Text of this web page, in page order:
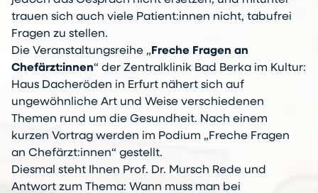
trauen sich auch viele Patient:innen nicht, tabufrei
Fragen zu stellen.
Die Veranstaltungsreihe „Freche Fragen an
Chefärzt:innen“ der Zentralklinik Bad Berka im Kultur:
Haus Dacheröden in Erfurt nähert sich auf
ungewöhnliche Art und Weise verschiedenen
Themen rund um die Gesundheit. Nach einem
kurzen Vortrag werden im Podium „Freche Fragen
an Chefärzt:innen“ gestellt.
Diesmal steht Ihnen Prof. Dr. Mursch Rede und
Antwort zum Thema: Wann muss man bei